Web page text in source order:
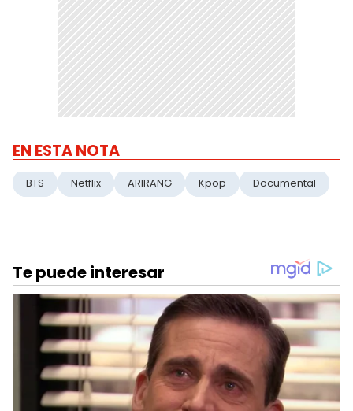
EN ESTA NOTA
BTS Netflix ARIRANG Kpop Documental